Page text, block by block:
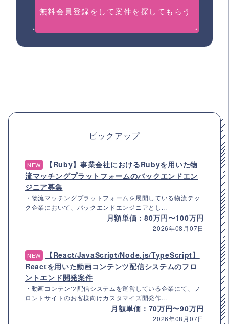
無料会員登録をして案件を探してもらう
ピックアップ
NEW
【Ruby】事業会社におけるRubyを用いた物
流マッチングプラットフォームのバックエンドエン
ジニア募集
・物流マッチングプラットフォームを展開している物流テッ
ク企業において、バックエンドエンジニアとし...
月額単価：80万円〜100万円
2026年08月07日
NEW
【React/JavaScript/Node.js/TypeScript】
Reactを用いた動画コンテンツ配信システムのフロ
ントエンド開発案件
・動画コンテンツ配信システムを運営している企業にて、フ
ロントサイトのお客様向けカスタマイズ開発作...
月額単価：70万円〜90万円
2026年08月07日